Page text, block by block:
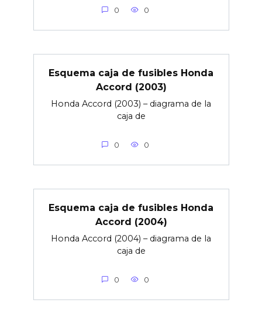
0 0
Esquema caja de fusibles Honda
Accord (2003)
Honda Accord (2003) – diagrama de la
caja de
0 0
Esquema caja de fusibles Honda
Accord (2004)
Honda Accord (2004) – diagrama de la
caja de
0 0